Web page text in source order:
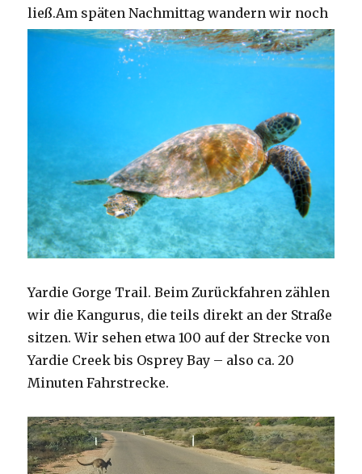
ließ.Am späten Nachmittag wandern wir noch
Yardie Gorge Trail. Beim Zurückfahren zählen
wir die Kangurus, die teils direkt an der Straße
sitzen. Wir sehen etwa 100 auf der Strecke von
Yardie Creek bis Osprey Bay – also ca. 20
Minuten Fahrstrecke.